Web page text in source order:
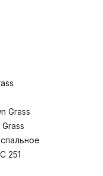
DOWN GRASS
изделия и
по новейшей
разработанной
они лишь
аналогам,
изготовления
наполнителя
продлевает срок
компанией
это –
ТИК (Mako-
Nm 70/40, TC
Grass
251